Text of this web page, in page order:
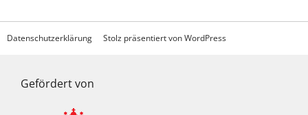
Datenschutzerklärung Stolz präsentiert von WordPress
Gefördert von